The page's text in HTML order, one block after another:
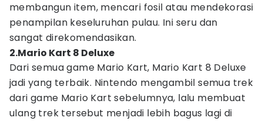
membangun item, mencari fosil atau mendekorasi
penampilan keseluruhan pulau. Ini seru dan
sangat direkomendasikan.
2.Mario Kart 8 Deluxe
Dari semua game Mario Kart, Mario Kart 8 Deluxe
jadi yang terbaik. Nintendo mengambil semua trek
dari game Mario Kart sebelumnya, lalu membuat
ulang trek tersebut menjadi lebih bagus lagi di